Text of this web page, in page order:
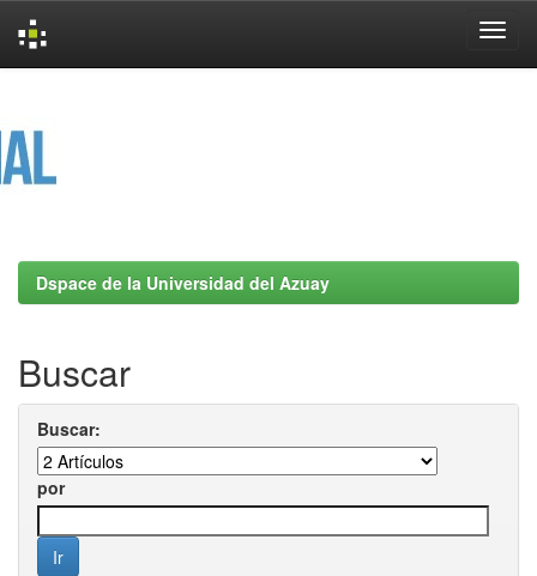
Dspace de la Universidad del Azuay
Buscar
Buscar:
por